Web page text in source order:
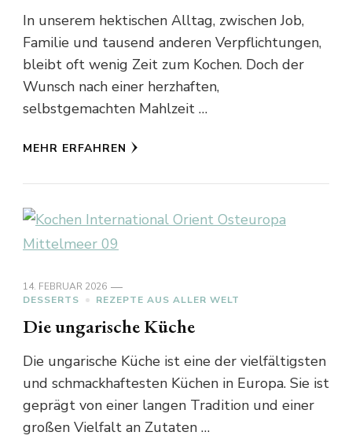
In unserem hektischen Alltag, zwischen Job,
Familie und tausend anderen Verpflichtungen,
bleibt oft wenig Zeit zum Kochen. Doch der
Wunsch nach einer herzhaften,
selbstgemachten Mahlzeit …
MEHR ERFAHREN
14. FEBRUAR 2026
DESSERTS
REZEPTE AUS ALLER WELT
Die ungarische Küche
Die ungarische Küche ist eine der vielfältigsten
und schmackhaftesten Küchen in Europa. Sie ist
geprägt von einer langen Tradition und einer
großen Vielfalt an Zutaten …